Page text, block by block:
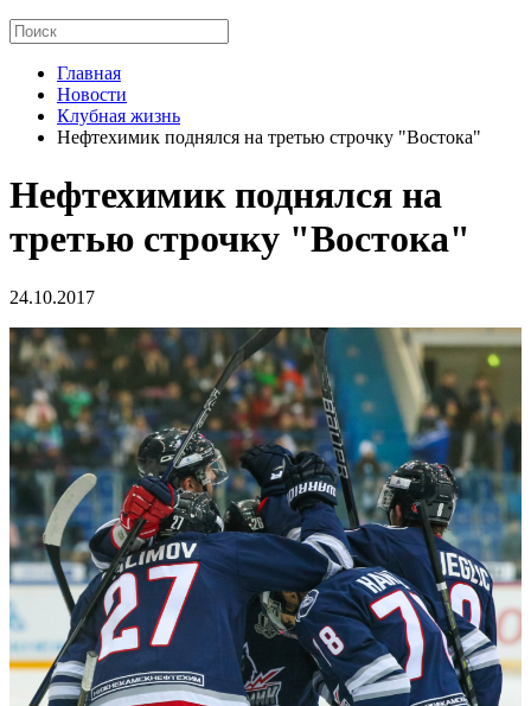
Главная
Новости
Клубная жизнь
Нефтехимик поднялся на третью строчку "Востока"
Нефтехимик поднялся на
третью строчку "Востока"
24.10.2017